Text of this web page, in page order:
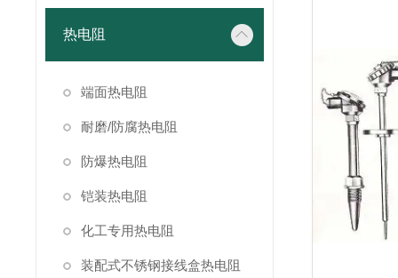
热电阻
端面热电阻
耐磨/防腐热电阻
防爆热电阻
铠装热电阻
化工专用热电阻
装配式不锈钢接线盒热电阻